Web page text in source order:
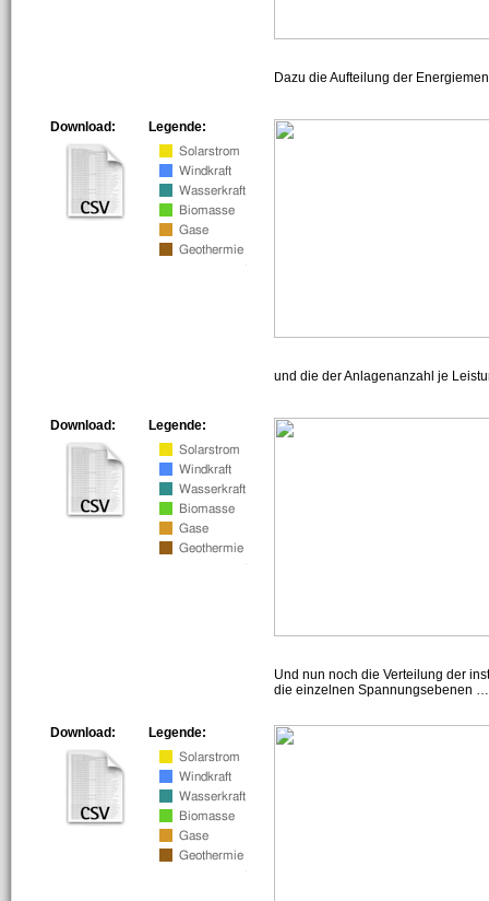
Dazu die Aufteilung der
Legende:
Download:
und die der Anlagenanzahl je
Legende:
Download:
Und nun noch die Verteilung der
die einzelnen Spannungsebenen
Legende:
Download: